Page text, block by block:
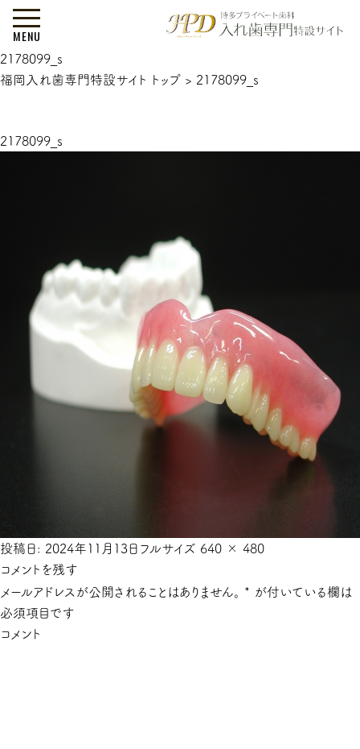
MENU
2178099_s
福岡入れ歯専門特設サイト トップ > 2178099_s
2178099_s
投稿日: 2024年11月13日 フルサイズ 640 × 480
コメントを残す
メールアドレスが公開されることはありません。
* が付いている欄は
必須項目です
コメント